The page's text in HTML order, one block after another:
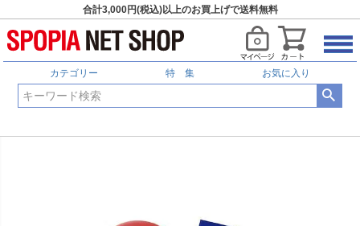
合計3,000円(税込)以上のお買上げで送料無料
カテゴリー 特 集 お気に入り